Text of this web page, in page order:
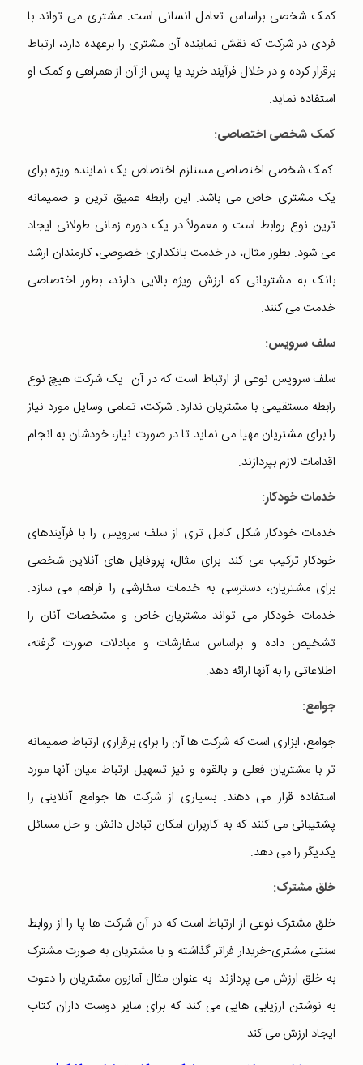
کمک شخصی براساس تعامل انسانی است. مشتری می تواند با
فردی در شرکت که نقش نماینده آن مشتری را برعهده دارد، ارتباط
برقرار کرده و در خلال فرآیند خرید یا پس از آن از همراهی و کمک او
استفاده نماید.
کمک شخصی اختصاصی:
کمک شخصی اختصاصی مستلزم اختصاص یک نماینده ویژه برای
یک مشتری خاص می باشد. این رابطه عمیق ترین و صمیمانه
ترین نوع روابط است و معمولاً در یک دوره زمانی طولانی ایجاد
می شود. بطور مثال، در خدمت بانکداری خصوصی، کارمندان ارشد
بانک به مشتریانی که ارزش ویژه بالایی دارند، بطور اختصاصی
خدمت می کنند.
سلف سرویس:
سلف سرویس نوعی از ارتباط است که در آن یک شرکت هیچ نوع
رابطه مستقیمی با مشتریان ندارد. شرکت، تمامی وسایل مورد نیاز
را برای مشتریان مهیا می نماید تا در صورت نیاز، خودشان به انجام
اقدامات لازم بپردازند.
خدمات خودکار:
خدمات خودکار شکل کامل تری از سلف سرویس را با فرآیندهای
خودکار ترکیب می کند. برای مثال، پروفایل های آنلاین شخصی
برای مشتریان، دسترسی به خدمات سفارشی را فراهم می سازد.
خدمات خودکار می تواند مشتریان خاص و مشخصات آنان را
تشخیص داده و براساس سفارشات و مبادلات صورت گرفته،
اطلاعاتی را به آنها ارائه دهد.
جوامع:
جوامع، ابزاری است که شرکت ها آن را برای برقراری ارتباط صمیمانه
تر با مشتریان فعلی و بالقوه و نیز تسهیل ارتباط میان آنها مورد
استفاده قرار می دهند. بسیاری از شرکت ها جوامع آنلاینی را
پشتیبانی می کنند که به کاربران امکان تبادل دانش و حل مسائل
یکدیگر را می دهد.
خلق مشترک:
خلق مشترک نوعی از ارتباط است که در آن شرکت ها پا را از روابط
سنتی مشتری-خریدار فراتر گذاشته و با مشتریان به صورت مشترک
به خلق ارزش می پردازند. به عنوان مثال آمازونمشتریان را دعوت
به نوشتن ارزیابی هایی می کند که برای سایر دوست داران کتاب
ایجاد ارزش می کند.